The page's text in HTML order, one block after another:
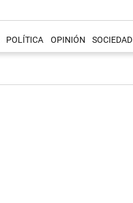
POLÍTICA OPINIÓN SOCIEDAD